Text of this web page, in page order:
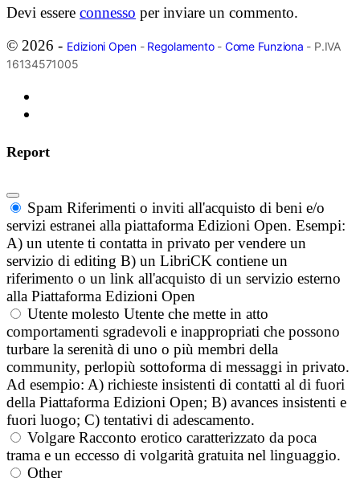
Devi essere connesso per inviare un commento.
© 2026 - Edizioni Open- Regolamento- Come Funziona - P.IVA
16134571005
Report
Spam Riferimenti o inviti all'acquisto di beni e/o
servizi estranei alla piattaforma Edizioni Open. Esempi:
A) un utente ti contatta in privato per vendere un
servizio di editing B) un LibriCK contiene un
riferimento o un link all'acquisto di un servizio esterno
alla Piattaforma Edizioni Open
Utente molesto Utente che mette in atto
comportamenti sgradevoli e inappropriati che possono
turbare la serenità di uno o più membri della
community, perlopiù sottoforma di messaggi in privato.
Ad esempio: A) richieste insistenti di contatti al di fuori
della Piattaforma Edizioni Open; B) avances insistenti e
fuori luogo; C) tentativi di adescamento.
Volgare Racconto erotico caratterizzato da poca
trama e un eccesso di volgarità gratuita nel linguaggio.
Other